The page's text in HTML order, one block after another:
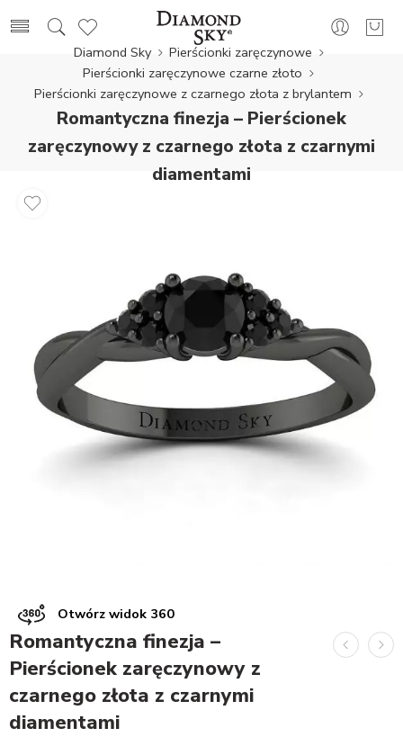
Diamond Sky
Pierścionki zaręczynowe
Pierścionki zaręczynowe czarne złoto
Pierścionki zaręczynowe z czarnego złota z brylantem
Romantyczna finezja – Pierścionek
zaręczynowy z czarnego złota z czarnymi
diamentami
Otwórz widok 360
Romantyczna finezja –
Pierścionek zaręczynowy z
czarnego złota z czarnymi
diamentami